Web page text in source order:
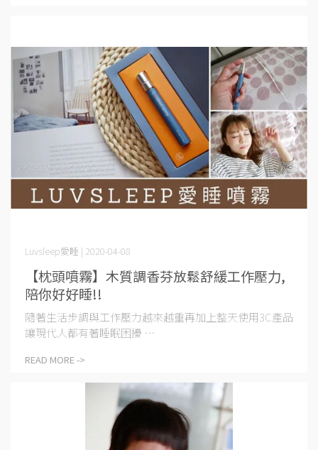
【枕頭噴霧】木質調香芬放鬆舒緩工作壓力,
陪你好好睡!!
Luvsleep愛睡 | 2020-04-08
隨著⽣活步調與⼯作壓⼒越來越重再加上整天使⽤3C產品
讓現代⼈都有著睡眠困擾 ⋯
READ MORE ->